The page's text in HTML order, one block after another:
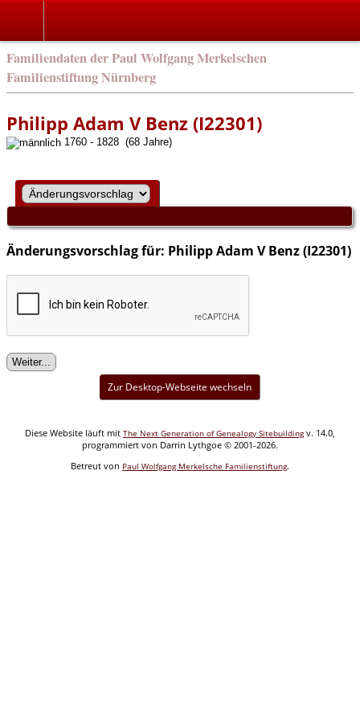
Familiendaten der Paul Wolfgang Merkelschen
Familienstiftung Nürnberg
Philipp Adam V Benz (I22301)
1760 - 1828 (68 Jahre)
Änderungsvorschlag für: Philipp Adam V Benz (I22301)
Zur Desktop-Webseite wechseln
Diese Website läuft mit The Next Generation of Genealogy Sitebuildingv. 14.0,
programmiert von Darrin Lythgoe © 2001-2026.
Betreut von Paul Wolfgang Merkelsche Familienstiftung.